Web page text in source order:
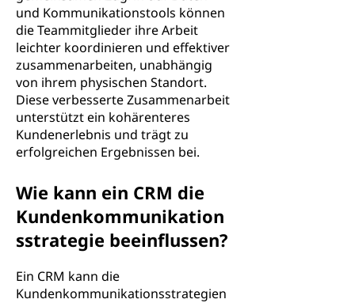
und Kommunikationstools können
die Teammitglieder ihre Arbeit
leichter koordinieren und effektiver
zusammenarbeiten, unabhängig
von ihrem physischen Standort.
Diese verbesserte Zusammenarbeit
unterstützt ein kohärenteres
Kundenerlebnis und trägt zu
erfolgreichen Ergebnissen bei.
Wie kann ein CRM die
Kundenkommunikation
sstrategie beeinflussen?
Ein CRM kann die
Kundenkommunikationsstrategien